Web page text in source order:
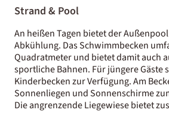
Strand & Pool
An heißen Tagen bietet der
Abkühlung. Das Schwimmbecken
Quadratmeter und bietet damit auch
sportliche Bahnen. Für jüngere Gäste
Kinderbecken zur Verfügung. Am
Sonnenliegen und Sonnenschirme
Die angrenzende Liegewiese bietet